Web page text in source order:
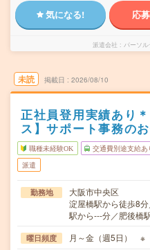
気になる! 応
派遣会社 パーソル
未読 掲載日 2026/08/10
正社員登用実績あり
ス】サポート事務の
職種未経験OK 交通費別途支給あ
派遣
勤務地
大阪市中央区
淀屋橋駅から徒歩8
駅から---分／肥後橋
曜日頻度 月～金（週5日） ※